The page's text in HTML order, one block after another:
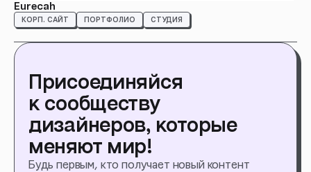
Eurecah
КОРП. САЙТ ПОРТФОЛИО СТУДИЯ
Присоединяйся
к сообществу
дизайнеров, которые
меняют мир!
Будь первым, кто получает новый контент